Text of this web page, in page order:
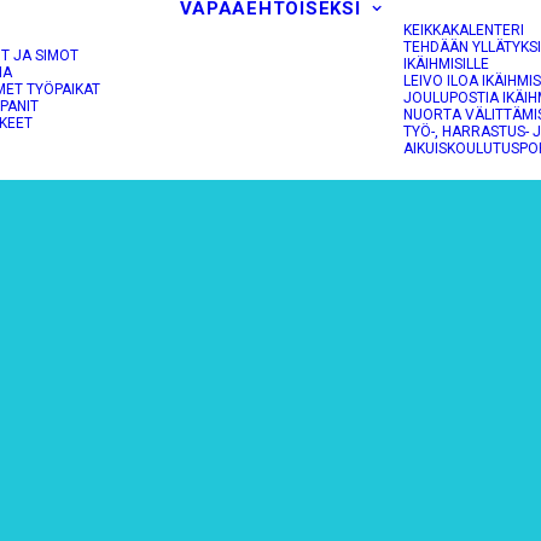
JA SIMOT
TYÖPAIKAT
VAPAAEHTOISEKSI
KEIKKAKALENTERI
TEHDÄÄN
IKÄIHMISILLE
LEIVO ILOA
JOULUPOSTIA
NUORTA
TYÖ-, HARRASTUS-